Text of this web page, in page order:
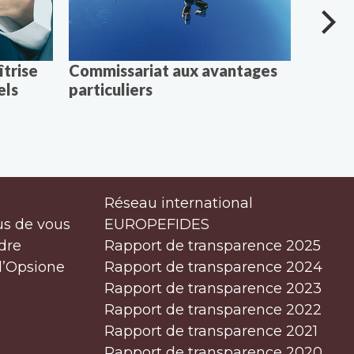
Commissariat aux avantages
particuliers
de vous
Réseau international
EUROPEFIDES
Rapport de transparence 2025
Rapport de transparence 2024
Rapport de transparence 2023
Rapport de transparence 2022
Rapport de transparence 2021